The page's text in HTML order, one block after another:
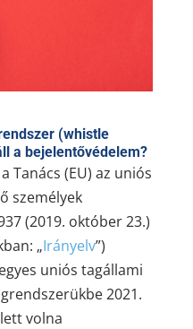
(whistle
a bejelentővédelem?
Tanács (EU) az uniós
személyek
(2019. október 23.)
„Irányelv”)
uniós tagállami
2021.
volna